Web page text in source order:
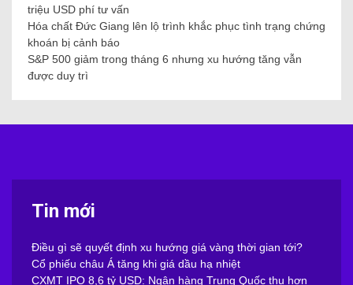
triệu USD phí tư vấn
Hóa chất Đức Giang lên lộ trình khắc phục tình trạng chứng
khoán bị cảnh báo
S&P 500 giảm trong tháng 6 nhưng xu hướng tăng vẫn
được duy trì
Tin mới
Điều gì sẽ quyết định xu hướng giá vàng thời gian tới?
Cổ phiếu châu Á tăng khi giá dầu hạ nhiệt
CXMT IPO 8,6 tỷ USD: Ngân hàng Trung Quốc thu hơn